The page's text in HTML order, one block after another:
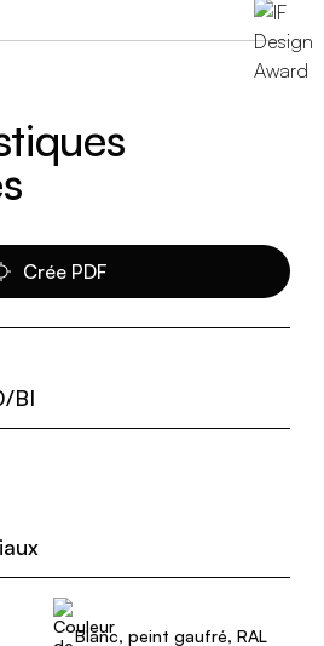
Crée PDF
BI
Blanc, peint gaufré, RAL